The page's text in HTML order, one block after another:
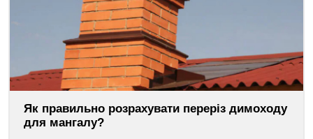
Як правильно розрахувати переріз димоходу
для мангалу?